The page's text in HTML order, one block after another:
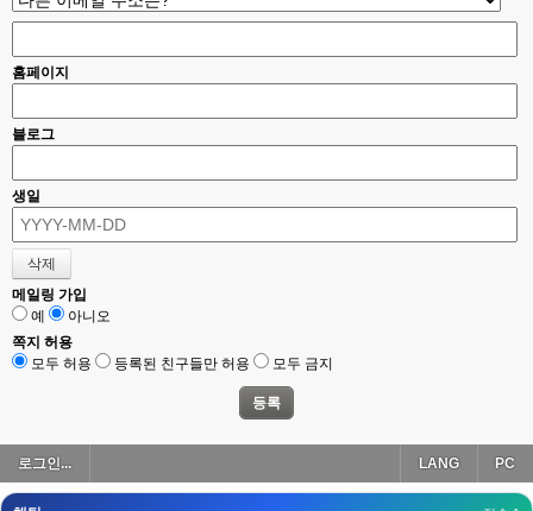
홈페이지
블로그
생일
메일링 가입
예
아니오
쪽지 허용
모두 허용
등록된 친구들만 허용 모두 금지
로그인... PC
LANG
폰으로 접속해보니 3이 되는데
esils 00:18
나가도 3이네 하핫 ...
고게임77 00:18
ㅋㅋㅋㅋㅋㅋㅋㅋ
esils
이게 db 접속자수로 잡는형태로 해서 그런가 ;;
고게임77
밑에 일반웹게임이 더있었네요
esils
아 이제 2로 돌아왔군요
esils 00:19
모바일로 보는데도 좀 불편하더라구요